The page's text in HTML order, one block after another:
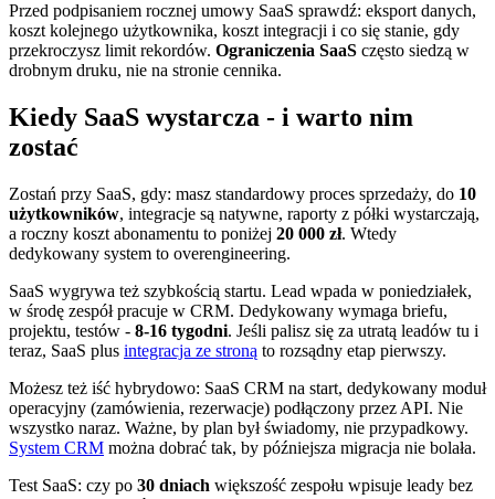
Przed podpisaniem rocznej umowy SaaS sprawdź: eksport danych,
koszt kolejnego użytkownika, koszt integracji i co się stanie, gdy
przekroczysz limit rekordów. Ograniczenia SaaS często siedzą w
drobnym druku, nie na stronie cennika.
Kiedy SaaS wystarcza - i warto nim
zostać
Zostań przy SaaS, gdy: masz standardowy proces sprzedaży, do 10
użytkowników, integracje są natywne, raporty z półki wystarczają,
a roczny koszt abonamentu to poniżej 20 000 zł. Wtedy
dedykowany system to overengineering.
SaaS wygrywa też szybkością startu. Lead wpada w poniedziałek,
w środę zespół pracuje w CRM. Dedykowany wymaga briefu,
projektu, testów - 8-16 tygodni. Jeśli palisz się za utratą leadów tu i
teraz, SaaS plus integracja ze stroną to rozsądny etap pierwszy.
Możesz też iść hybrydowo: SaaS CRM na start, dedykowany moduł
operacyjny (zamówienia, rezerwacje) podłączony przez API. Nie
wszystko naraz. Ważne, by plan był świadomy, nie przypadkowy.
System CRM można dobrać tak, by późniejsza migracja nie bolała.
Test SaaS: czy po 30 dniach większość zespołu wpisuje leady bez